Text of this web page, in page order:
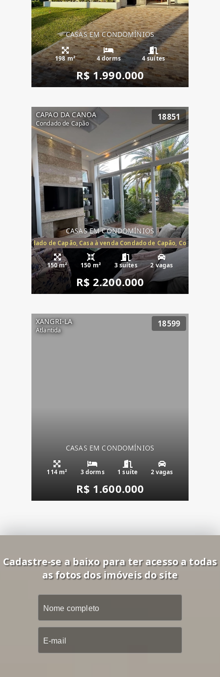
CASAS EM CONDOMÍNIOS
198 m² 4 dorms 4 suítes
R$ 1.990.000
CAPAO DA CANOA
Condado de Capão
18851
CASAS EM CONDOMÍNIOS
Condado de Capão, Casa à venda Condado de Capão, Condomínio
150 m² 150 m² 3 suítes 2 vagas
R$ 2.200.000
XANGRI-LA
Atlantida
18599
CASAS EM CONDOMÍNIOS
114 m² 3 dorms 1 suíte 2 vagas
R$ 1.600.000
Cadastre-se a baixo para ter acesso a todas
as fotos dos imóveis do site